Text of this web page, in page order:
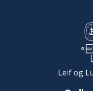
Leif og